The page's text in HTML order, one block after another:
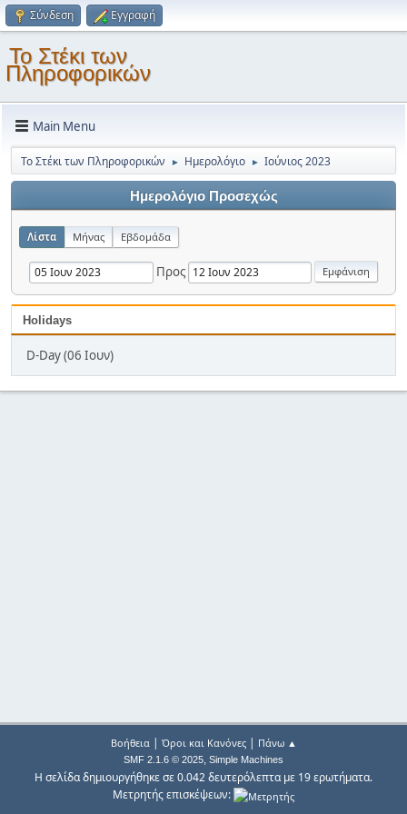
Σύνδεση Εγγραφή
Το Στέκι των
Πληροφορικών
Main Menu
Το Στέκι των Πληροφορικών ► Ημερολόγιο ► Ιούνιος 2023
Ημερολόγιο Προσεχώς
Λίστα Μήνας Εβδομάδα
Προς
Holidays
D-Day (06 Ιουν)
Βοήθεια| Όροι και Κανόνες| Πάνω ▲
SMF 2.1.6 © 2025, Simple Machines
Η σελίδα δημιουργήθηκε σε 0.042 δευτερόλεπτα με 19 ερωτήματα.
Μετρητής επισκέψεων: